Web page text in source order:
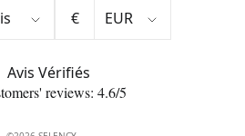
€
reviews: 4.6/5